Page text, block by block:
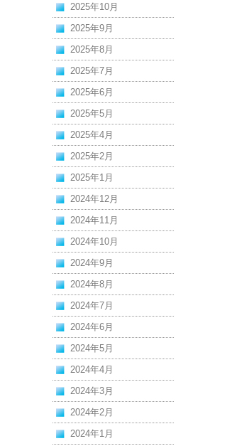
2025年10月
2025年9月
2025年8月
2025年7月
2025年6月
2025年5月
2025年4月
2025年2月
2025年1月
2024年12月
2024年11月
2024年10月
2024年9月
2024年8月
2024年7月
2024年6月
2024年5月
2024年4月
2024年3月
2024年2月
2024年1月